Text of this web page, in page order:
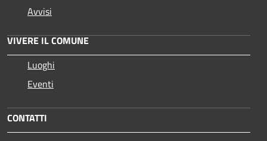
Avvisi
VIVERE IL COMUNE
Luoghi
Eventi
CONTATTI